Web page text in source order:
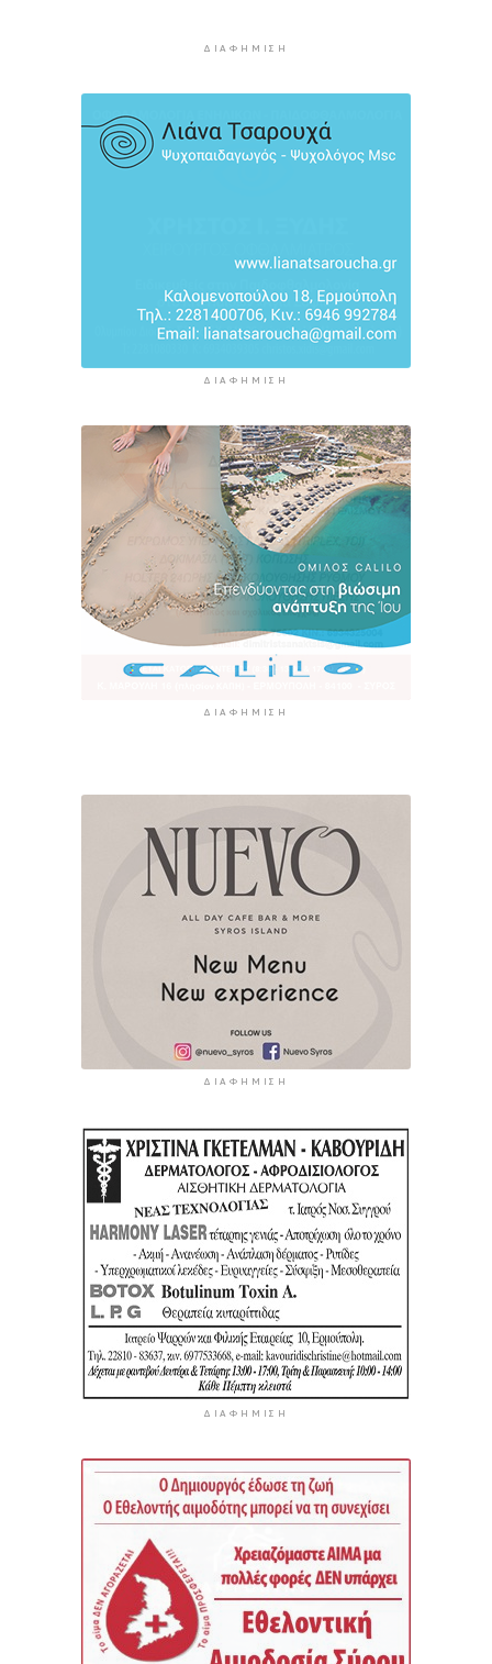
δημόσιες ΣΑΕΚ
12 ώρες 29 λεπτά πρίν
ΔΙΑΦΉΜΙΣΗ
ΔΙΑΦΉΜΙΣΗ
ΔΙΑΦΉΜΙΣΗ
ΔΙΑΦΉΜΙΣΗ
ΔΙΑΦΉΜΙΣΗ